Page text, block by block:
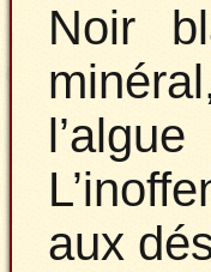
Noir
aux